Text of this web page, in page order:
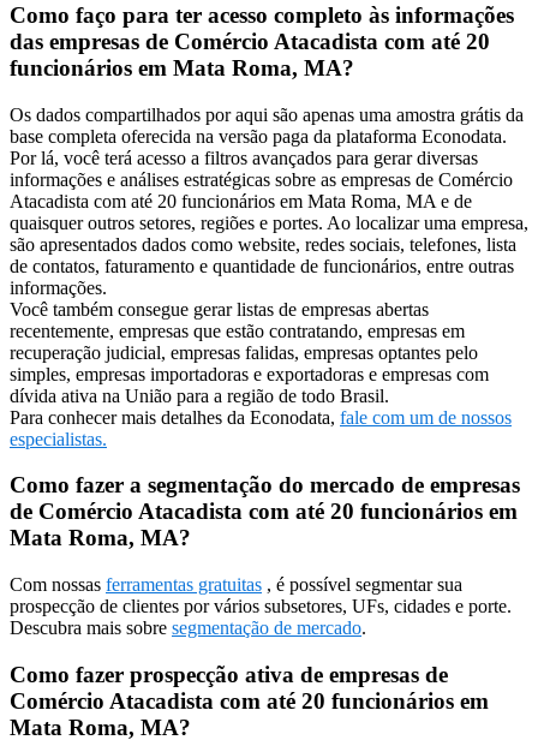
Como faço para ter acesso completo às informações
das empresas de Comércio Atacadista com até 20
funcionários em Mata Roma, MA?
Os dados compartilhados por aqui são apenas uma amostra grátis da
base completa oferecida na versão paga da plataforma Econodata.
Por lá, você terá acesso a filtros avançados para gerar diversas
informações e análises estratégicas sobre as empresas de Comércio
Atacadista com até 20 funcionários em Mata Roma, MA e de
quaisquer outros setores, regiões e portes. Ao localizar uma empresa,
são apresentados dados como website, redes sociais, telefones, lista
de contatos, faturamento e quantidade de funcionários, entre outras
informações.
Você também consegue gerar listas de empresas abertas
recentemente, empresas que estão contratando, empresas em
recuperação judicial, empresas falidas, empresas optantes pelo
simples, empresas importadoras e exportadoras e empresas com
dívida ativa na União para a região de todo Brasil.
Para conhecer mais detalhes da Econodata, fale com um de nossos
especialistas.
Como fazer a segmentação do mercado de empresas
de Comércio Atacadista com até 20 funcionários em
Mata Roma, MA?
Com nossas ferramentas gratuitas , é possível segmentar sua
prospecção de clientes por vários subsetores, UFs, cidades e porte.
Descubra mais sobre segmentação de mercado.
Como fazer prospecção ativa de empresas de
Comércio Atacadista com até 20 funcionários em
Mata Roma, MA?